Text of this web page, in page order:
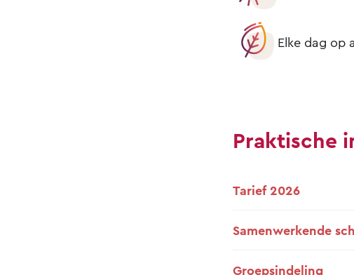
Elke dag op
Praktische
Tarief 2026
Samenwerkende
Groepsindeling